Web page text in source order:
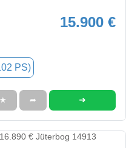
15.900 €
PS)
★ ➦ ➜